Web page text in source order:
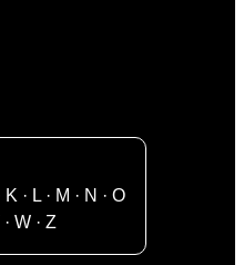
K · L· M · N · O
·W ·Z